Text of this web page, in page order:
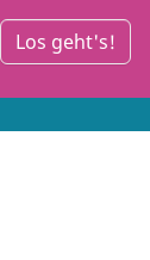
Los geht's!